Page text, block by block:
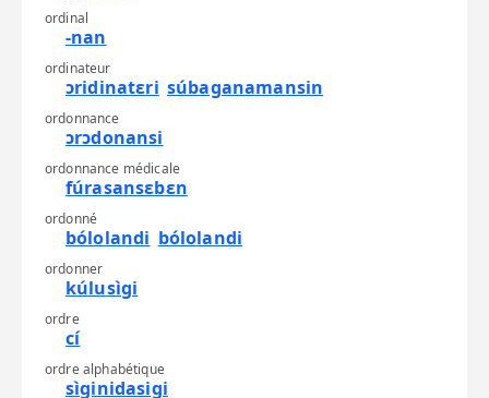
ordinal
-nan
ordinateur
ɔridinatɛri súbaganamansin
ordonnance
ɔrɔdonansi
ordonnance médicale
fúrasansɛbɛn
ordonné
bólolandi bólolandi
ordonner
kúlusìgi
ordre
cí
ordre alphabétique
sìginidasigi